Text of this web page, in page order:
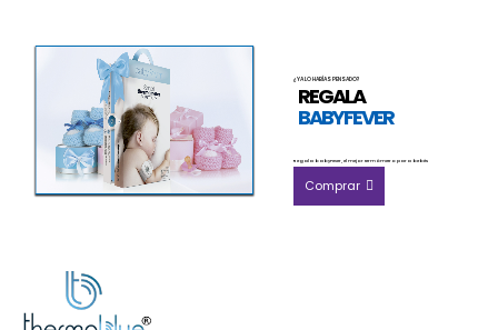
¿YA LO HABÍAS PENSADO?
REGALA
BABYFEVER
Regala babyFever, el mejor termómetro para bebés
Comprar